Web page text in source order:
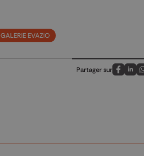
GALERIE EVAZIO
Partager sur
Partagez